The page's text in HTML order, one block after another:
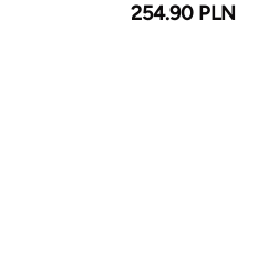
254.90 PLN